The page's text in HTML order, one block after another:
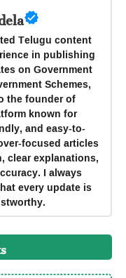
Telugu content
in publishing
on Government
Schemes,
the founder of
known for
and easy-to-
focused articles
clear explanations,
I always
every update is